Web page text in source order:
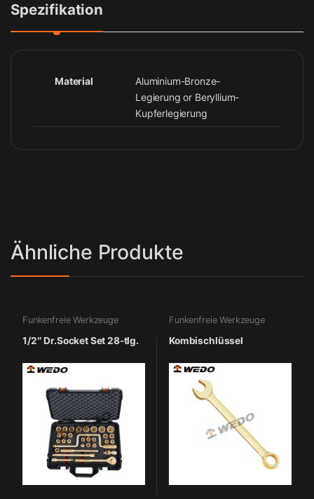
Spezifikation
Material
Aluminium-Bronze-
Legierung or Beryllium-
Kupferlegierung
Ähnliche Produkte
Funkenfreie Werkzeuge
1/2″ Dr.Socket Set 28-tlg.
Funkenfreie Werkzeuge
Kombischlüssel